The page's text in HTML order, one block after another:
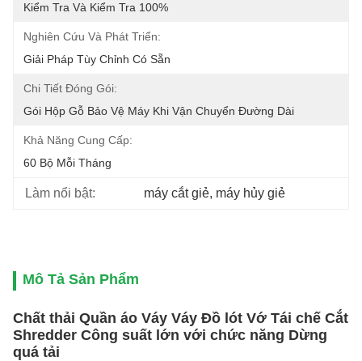
Kiểm Tra Và Kiểm Tra 100%
Nghiên Cứu Và Phát Triển:
Giải Pháp Tùy Chỉnh Có Sẵn
Chi Tiết Đóng Gói:
Gói Hộp Gỗ Bảo Vệ Máy Khi Vận Chuyển Đường Dài
Khả Năng Cung Cấp:
60 Bộ Mỗi Tháng
Làm nổi bật: máy cắt giẻ, máy hủy giẻ
Mô Tả Sản Phẩm
Chất thải Quần áo Váy Váy Đồ lót Vớ Tái chế Cắt
Shredder Công suất lớn với chức năng Dừng
quá tải